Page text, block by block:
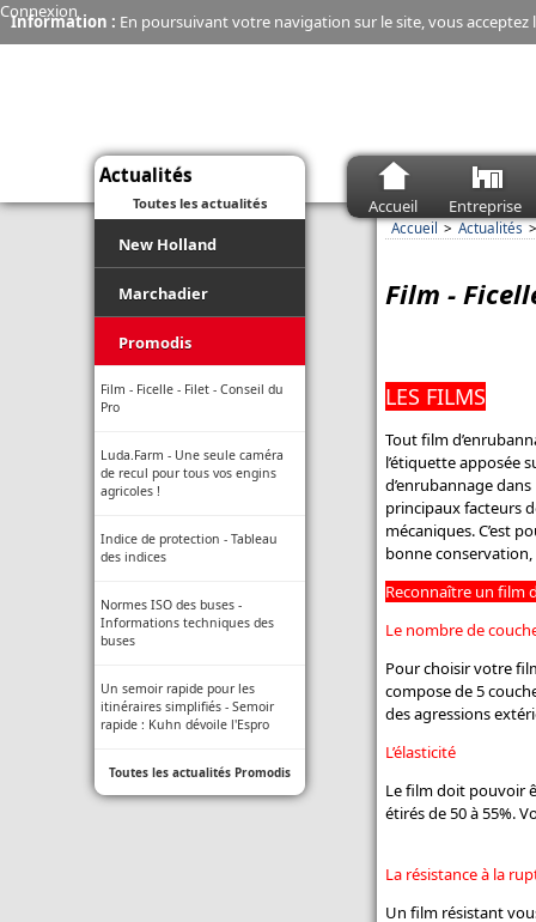
Information : En poursuivant votre navigation sur le site, vous
Connexion
Accueil Entreprise
Actualités
Toutes les actualités
New Holland
Moissonneuse-batteuse - La
Case IH et New Holland pour
gérer sa flotte même en zone
Économie - Les charrues New
Holland, c’est fini
Insolite - New Holland dévoile un
T7 psychédélique pour les 60 ans
Agriculture autonome - New
Holland va présenter Stout, son
Toutes les actualités New
Holland
Marchadier
covid-19
Journée Commerciale
Début de semis
Nos Marques d'Enseigne
Promodis
Film - Ficelle - Filet - Conseil du
Pro
Luda.Farm - Une seule caméra
de recul pour tous vos engins
agricoles !
Indice de protection - Tableau
des indices
Normes ISO des buses -
Informations techniques des
buses
Un semoir rapide pour les
itinéraires simplifiés - Semoir
rapide : Kuhn dévoile l'Espro
Toutes les actualités Promodis
Accueil Actualités
Film -
LES FILMS
Tout film
l’étiquette apposée
d’enrubannage
principaux facteurs
mécaniques. C’est
bonne conservation,
Reconnaître un film
Le nombre de
Pour choisir votre
compose de 5
des agressions
L’élasticité
Le film doit pouvoir
étirés de 50 à 55%.
La résistance à la
Un film résistant